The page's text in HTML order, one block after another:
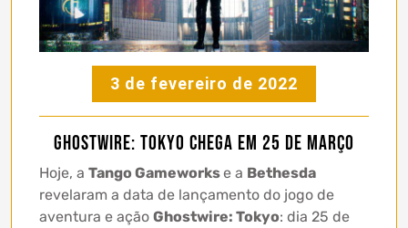
3 de fevereiro de 2022
Ghostwire: Tokyo chega em 25 de março
Hoje, a Tango Gameworkse a Bethesda
revelaram a data de lançamento do jogo de
aventura e ação Ghostwire: Tokyo: dia 25 de